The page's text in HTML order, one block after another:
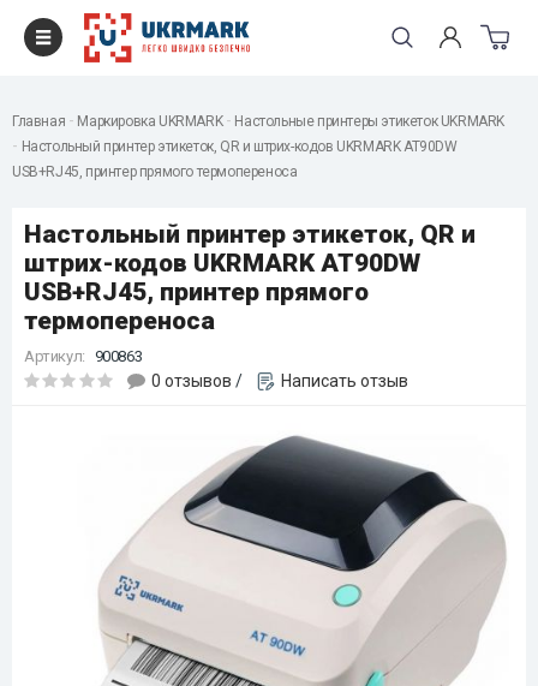
Главная Маркировка UKRMARK
Настольные принтеры этикеток UKRMARK
Настольный принтер этикеток, QR и штрих-кодов UKRMARK AT90DW
USB+RJ45, принтер прямого термопереноса
Настольный принтер этикеток, QR и
штрих-кодов UKRMARK AT90DW
USB+RJ45, принтер прямого
термопереноса
Артикул: 900863
0 отзывов / Написать отзыв